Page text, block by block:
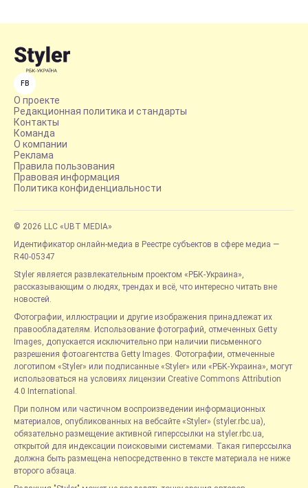
FB
О проекте
Редакционная политика и стандарты
Контакты
Команда
О компании
Реклама
Правила пользования
Правовая информация
Политика конфиденциальности
© 2026 LLC «UBT MEDIA»
Идентификатор онлайн-медиа в Реестре субъектов в сфере медиа —
R40-05347
Styler является развлекательным проектом «РБК-Украина»,
рассказывающим о людях, трендах и всё, что интересно читать вне
новостей.
Фотографии, иллюстрации и другие изображения принадлежат их
правообладателям. Использование фотографий, отмеченных Getty
Images, допускается исключительно при наличии письменного
разрешения фотоагентства Getty Images. Фотографии, отмеченные
логотипом «Styler» или подписанные «Styler» или «РБК-Украина», могут
использоваться на условиях лицензии Creative Commons Attribution
4.0 International.
При полном или частичном воспроизведении информационных
материалов, опубликованных на вебсайте «Styler» (styler.rbc.ua),
обязательно размещение активной гиперссылки на styler.rbc.ua,
открытой для индексации поисковыми системами. Такая гиперссылка
должна быть размещена непосредственно в тексте материала не ниже
второго абзаца.